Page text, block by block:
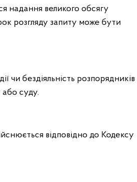
надання великого обсягу
розгляду запиту може бути
чи бездіяльність розпорядників
суду.
відповідно до Кодексу